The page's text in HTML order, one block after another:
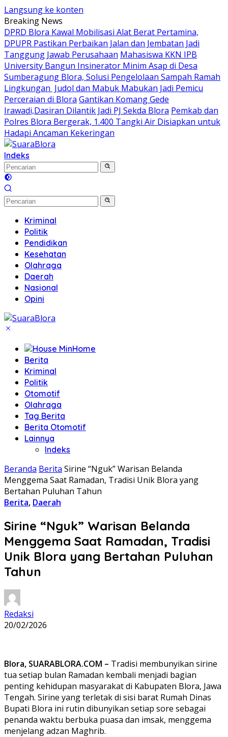
Langsung ke konten
Breaking News
DPRD Blora Kawal Mobilisasi Alat Berat Pertamina,
DPUPR Pastikan Perbaikan Jalan dan Jembatan Jadi
Tanggung Jawab Perusahaan Mahasiswa KKN IPB
University Bangun Insinerator Minim Asap di Desa
Sumberagung Blora, Solusi Pengelolaan Sampah Ramah
Lingkungan ‎ Judol dan Mabuk Mabukan Jadi Pemicu
Perceraian di Blora Gantikan Komang Gede
Irawadi,Dasiran Dilantik Jadi PJ Sekda Blora Pemkab dan
Polres Blora Bergerak, 1.400 Tangki Air Disiapkan untuk
Hadapi Ancaman Kekeringan
Indeks
Kriminal
Politik
Pendidikan
Kesehatan
Olahraga
Daerah
Nasional
Opini
Home
Berita
Kriminal
Politik
Otomotif
Olahraga
Tag Berita
Berita Otomotif
Lainnya
Indeks
Beranda Berita ‎Sirine “Nguk” Warisan Belanda
Menggema Saat Ramadan, Tradisi Unik Blora yang
Bertahan Puluhan Tahun
Berita, Daerah
‎Sirine “Nguk” Warisan Belanda
Menggema Saat Ramadan, Tradisi
Unik Blora yang Bertahan Puluhan
Tahun
Redaksi
20/02/2026
‎Blora, SUARABLORA.COM – Tradisi membunyikan sirine
tua setiap bulan Ramadan kembali menjadi bagian
penting kehidupan masyarakat di Kabupaten Blora, Jawa
Tengah. Sirine yang terletak di sisi barat Rumah Dinas
Bupati Blora ini rutin dibunyikan setiap sore sebagai
penanda waktu berbuka puasa dan imsak, menggema
menjelang adzan Maghrib.